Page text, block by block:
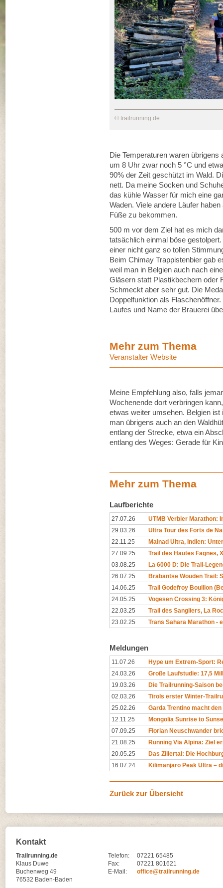
© trailrunning.de
Die Temperaturen waren
um 8 Uhr zwar noch 5 °C und
90% der Zeit geschützt im Wald.
nett. Da meine Socken und
das kühle Wasser für mich eine
Waden. Viele andere Läufer
Füße zu bekommen.
500 m vor dem Ziel hat es mich
tatsächlich einmal böse
einer nicht ganz so tollen
Beim Chimay Trappistenbier gab
weil man in Belgien auch nach
Gläsern statt Plastikbechern oder
Schmeckt aber sehr gut. Die
Doppelfunktion als
Laufes und Name der Brauerei
Mehr zum Thema
Veranstalter Website
Meine Empfehlung also, falls
Wochenende dort verbringen
etwas weiter umsehen. Belgien
man übrigens auch an den
entlang der Strecke, etwa ein
entlang des Weges: Gerade für
Mehr zum Thema
Laufberichte
27.07.26
UTMB Verbier Marathon:
29.03.26
Ultra Tour des Forts de
22.11.25
Malnad Ultra, Indien:
27.09.25
Trail des Hautes Fagnes,
03.08.25
La 6000 D: Die Trail-
26.07.25
Brabantse Wouden Trail:
14.06.25
Trail Godefroy Bouillon
24.05.25
Vogesen Crossing 3:
22.03.25
Trail des Sangliers, La
23.02.25
Trans Sahara Marathon -
Meldungen
11.07.26
Hype um Extrem-Sport:
24.03.26
Große Laufstudie: 17,5
19.03.26
Die Trailrunning-Saison
02.03.26
Tirols erster Winter-
25.02.26
Garda Trentino macht
12.11.25
Mongolia Sunrise to
07.09.25
Florian Neuschwander
21.08.25
Running Via Alpina: Ziel
20.05.25
Das Zillertal: Die
16.07.24
Kilimanjaro Peak Ultra –
Zurück zur Übersicht
Kontakt
Trailrunning.de
Klaus Duwe
Buchenweg 49
76532 Baden-Baden
Telefon:
07221 65485
Fax:
07221 801621
E-Mail:
office@trailrunning.de